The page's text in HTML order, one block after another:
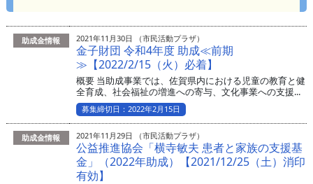
助成金情報 2021年11月30日 （市民活動プラザ）
金子財団 令和4年度 助成≪前期
≫【2022/2/15（火）必着】
概要 当助成事業では、佐賀県内における児童の教育と健
全育成、社会福祉の増進への寄与、文化事業への支援...
募集締切日：2022年2月15日
助成金情報 2021年11月29日 （市民活動プラザ）
公益推進協会「横寺敏夫 患者と家族の支援基
金」（2022年助成）【2021/12/25（土）消印
有効】